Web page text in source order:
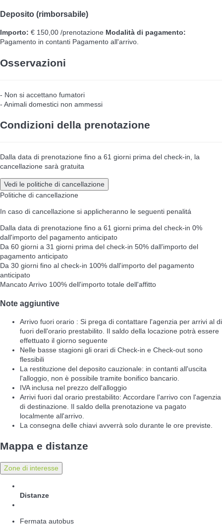
Deposito (rimborsabile)
Importo: € 150,00 /prenotazione Modalità di pagamento:
Pagamento in contanti Pagamento all'arrivo.
Osservazioni
- Non si accettano fumatori
- Animali domestici non ammessi
Condizioni della prenotazione
Dalla data di prenotazione fino a 61 giorni prima del check-in, la
cancellazione sarà gratuita
Vedi le politiche di cancellazione
Politiche di cancellazione
In caso di cancellazione si applicheranno le seguenti penalitá
Dalla data di prenotazione fino a 61 giorni prima del check-in 0%
dall'importo del pagamento anticipato
Da 60 giorni a 31 giorni prima del check-in 50% dall'importo del
pagamento anticipato
Da 30 giorni fino al check-in 100% dall'importo del pagamento
anticipato
Mancato Arrivo 100% dell'importo totale dell'affitto
Note aggiuntive
Arrivo fuori orario : Si prega di contattare l'agenzia per arrivi al di
fuori dell'orario prestabilito. Il saldo della locazione potrà essere
effettuato il giorno seguente
Nelle basse stagioni gli orari di Check-in e Check-out sono
flessibili
La restituzione del deposito cauzionale: in contanti all'uscita
l'alloggio, non è possibile tramite bonifico bancario.
IVA inclusa nel prezzo dell'alloggio
Arrivi fuori dal orario prestabilito: Accordare l'arrivo con l'agenzia
di destinazione. Il saldo della prenotazione va pagato
localmente all'arrivo.
La consegna delle chiavi avverrà solo durante le ore previste.
Mappa e distanze
Zone di interesse
Distanze
Fermata autobus